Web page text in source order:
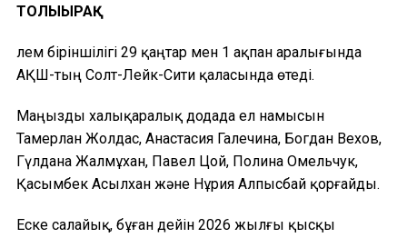
ТОЛЫҒЫРАҚ
Әлем біріншілігі 29 қаңтар мен 1 ақпан аралығында
АҚШ-тың Солт-Лейк-Сити қаласында өтеді.
Маңызды халықаралық додада ел намысын
Тамерлан Жолдас, Анастасия Галечина, Богдан Вехов,
Гүлдана Жалмұхан, Павел Цой, Полина Омельчук,
Қасымбек Асылхан және Нұрия Алпысбай қорғайды.
Еске салайық, бұған дейін 2026 жылғы қысқы